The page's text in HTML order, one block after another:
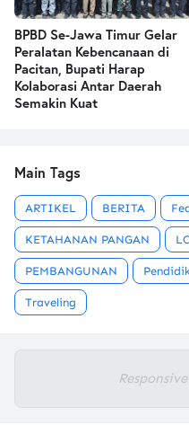
BPBD Se-Jawa Timur Gelar
Peralatan Kebencanaan di
Pacitan, Bupati Harap
Kolaborasi Antar Daerah
Semakin Kuat
Main Tags
ARTIKEL BERITA
KETAHANAN PANGAN
PEMBANGUNAN
Traveling